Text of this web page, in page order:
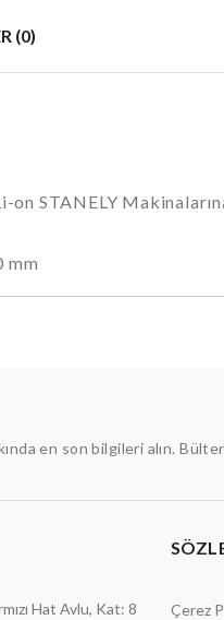
(0)
STANELY
mm
en son bilgileri alın.
Hat Avlu, Kat: 8
Çerez